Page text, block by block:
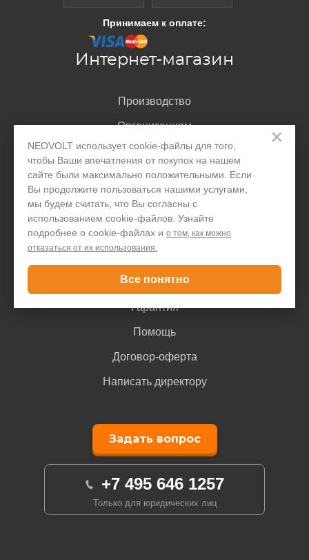
×
NEOVOLT использует cookie-файлы для того,
чтобы Ваши впечатления от покупок на нашем
сайте были максимально положительными. Если
Вы продолжите пользоваться нашими услугами,
мы будем считать, что Вы согласны с
использованием cookie-файлов. Узнайте
подробнее о cookie-файлах и о том, как можно
отказаться от их использования.
Все понятно
Принимаем к оплате:
Интернет-магазин
Производство
Организациям
Акции и скидки
Блог
Контакты
Покупателю
Доставка и оплата
Гарантия
Помощь
Договор-оферта
Написать директору
Задать вопрос
+7 495 646 1257
Только для юридических лиц